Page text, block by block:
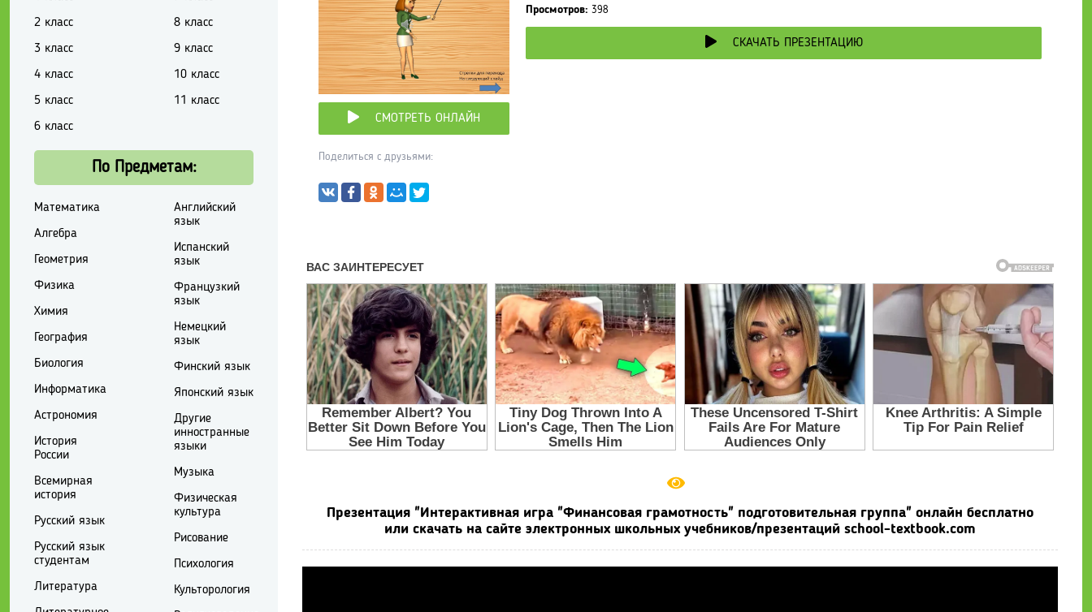
СМОТРЕТЬ ОНЛАЙН
Поделиться с друзьями:
Просмотров: 398
СКАЧАТЬ ПРЕЗЕНТАЦИЮ
Презентация "Интерактивная игра "Финансовая грамотность" подготовительная группа" онлайн бесплатно
или скачать на сайте электронных школьных учебников/презентаций school-textbook.com
2 класс
3 класс
4 класс
5 класс
6 класс
8 класс
9 класс
10 класс
11 класс
По Предметам:
Математика
Алгебра
Геометрия
Физика
Химия
География
Биология
Информатика
Астрономия
История
России
Всемирная
история
Русский язык
Русский язык
студентам
Литература
Английский
язык
Испанский
язык
Французкий
язык
Немецкий
язык
Финский язык
Японский язык
Другие
инностранные
языки
Музыка
Физическая
культура
Рисование
Психология
Культорология